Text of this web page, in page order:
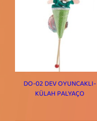
DO-02 DEV OYUNCAKLI-
KÜLAH PALYAÇO